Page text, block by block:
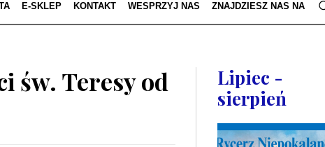
E-SKLEP KONTAKT WESPRZYJ NAS ZNAJDZIESZ NAS NA
św. Teresy od
Lipiec -
sierpień